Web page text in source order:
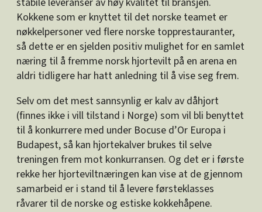
Kokkene som er knyttet til det norske teamet er
nøkkelpersoner ved flere norske topprestauranter,
så dette er en sjelden positiv mulighet for en samlet
næring til å fremme norsk hjortevilt på en arena en
aldri tidligere har hatt anledning til å vise seg frem.
Selv om det mest sannsynlig er kalv av dåhjort
(finnes ikke i vill tilstand i Norge) som vil bli benyttet
til å konkurrere med under Bocuse d’Or Europa i
Budapest, så kan hjortekalver brukes til selve
treningen frem mot konkurransen. Og det er i første
rekke her hjorteviltnæringen kan vise at de gjennom
samarbeid er i stand til å levere førsteklasses
råvarer til de norske og estiske kokkehåpene.